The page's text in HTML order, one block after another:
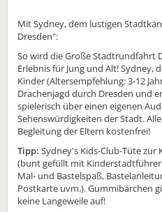
Mit Sydney, dem lustigen
Dresden":
So wird die Große Stadtrundfahrt
Erlebnis für Jung und Alt! Sydney,
Kinder (Altersempfehlung: 3-12
Drachenjagd durch Dresden und
spielerisch über einen eigenen
Sehenswürdigkeiten der Stadt.
Begleitung der Eltern kostenfrei!
Tipp: Sydney's Kids-Club-Tüte
(bunt gefüllt mit
Mal- und Bastelspaß,
Postkarte uvm.). Gummibärchen
keine Langeweile auf!